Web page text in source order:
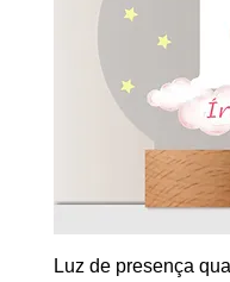
Luz de presença